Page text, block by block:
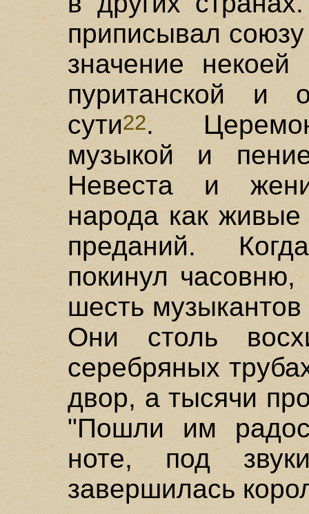
приписывал
значение
пуританской и
сути22.
музыкой и
Невеста и
народа как
преданий.
покинул
шесть музыкантов
Они столь
серебряных
двор, а тысячи
"Пошли им
ноте, под
завершилась